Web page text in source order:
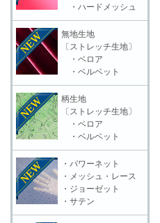
・ハードメッシュ
無地生地
〔ストレッチ生地〕
・ベロア
・ベルベット
柄生地
〔ストレッチ生地〕
・ベロア
・ベルベット
・パワーネット
・メッシュ・レース
・ジョーゼット
・サテン